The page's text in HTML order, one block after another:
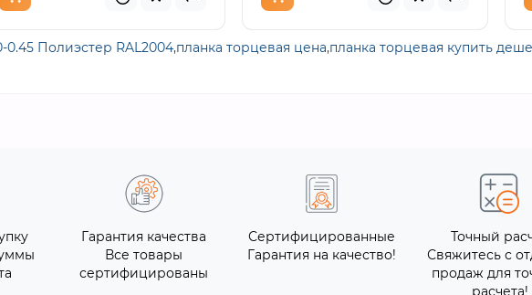
0.45 Полиэстер RAL2004,планка торцевая цена,планка торцевая купить
Гарантия качества
Все товары
сертифицированы
Сертифицированные
Гарантия на качество!
Точный
Свяжитесь с
продаж для
расчета!